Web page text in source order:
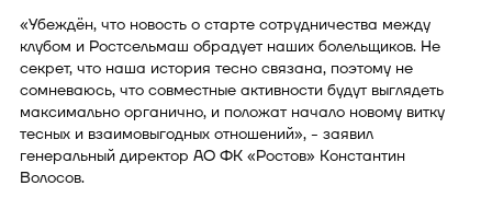
«Убеждён, что новость о старте сотрудничества между
клубом и Ростсельмаш обрадует наших болельщиков. Не
секрет, что наша история тесно связана, поэтому не
сомневаюсь, что совместные активности будут выглядеть
максимально органично, и положат начало новому витку
тесных и взаимовыгодных отношений», - заявил
генеральный директор АО ФК «Ростов» Константин
Волосов.